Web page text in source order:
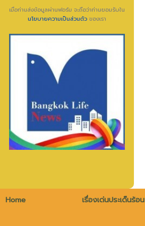
เมื่อท่านส่งข้อมูลผ่านฟอร์ม จะถือว่าท่านยอมรับใน
นโยบายความเป็นส่วนตัว ของเรา
Home เรื่องเด่นประเด็นร้อน